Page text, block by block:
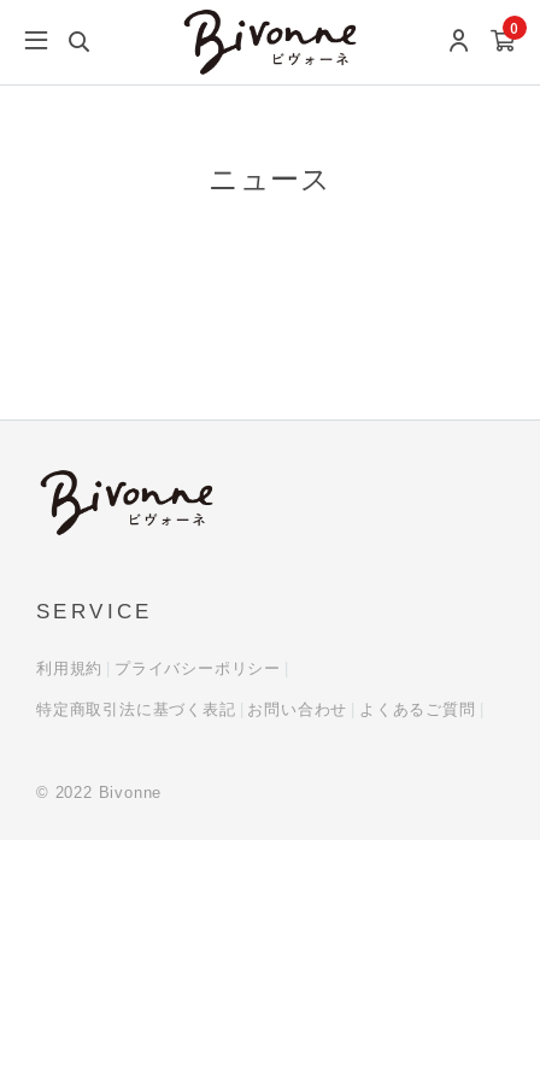
0
ニュース
SERVICE
利用規約 プライバシーポリシー
特定商取引法に基づく表記 お問い合わせ よくあるご質問
© 2022 Bivonne